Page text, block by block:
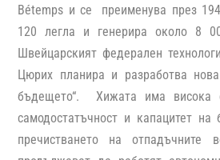
Bétemps и се преименува през
120 легла и генерира около 8
Швейцарският федерален
Цюрих планира и разработва
бъдещето“. Хижата има висока
самодостатъчност и капацитет на
пречистването на отпадъчните